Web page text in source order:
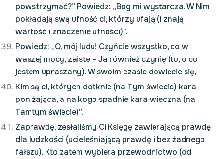
powstrzymać?” Powiedz: „Bóg mi wystarcza. W Nim
pokładają swą ufność ci, którzy ufają (i znają
wartość i znaczenie ufności)”.
Powiedz: „O, mój ludu! Czyńcie wszystko, co w
waszej mocy, zaiste – Ja również czynię (to, o co
jestem upraszany). W swoim czasie dowiecie się,
Kim są ci, których dotknie (na Tym świecie) kara
poniżająca, a na kogo spadnie kara wieczna (na
Tamtym świecie)”.
Zaprawdę, zesłaliśmy Ci Księgę zawierającą prawdę
dla ludzkości (ucieleśniającą prawdę i bez żadnego
fałszu). Kto zatem wybiera przewodnictwo (od